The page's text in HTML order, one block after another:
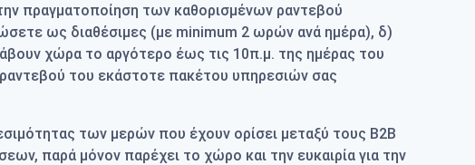
πραγματοποίηση των καθορισμένων ραντεβού
ως διαθέσιμες (με minimum 2 ωρών ανά ημέρα), δ)
χώρα το αργότερο έως τις 10π.μ. της ημέρας του
του εκάστοτε πακέτου υπηρεσιών σας
των μερών που έχουν ορίσει μεταξύ τους Β2Β
παρά μόνον παρέχει το χώρο και την ευκαιρία για την